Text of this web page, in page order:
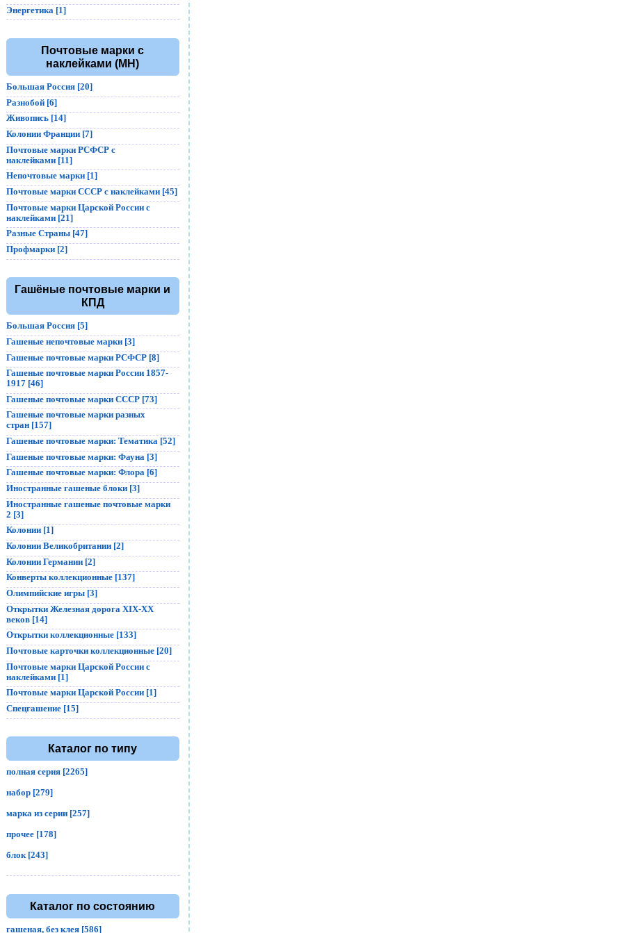
Энергетика [1]
Почтовые марки с
наклейками (MH)
Большая Россия [20]
Разнобой [6]
Живопись [14]
Колонии Франции [7]
Почтовые марки РСФСР с
наклейками [11]
Непочтовые марки [1]
Почтовые марки СССР с наклейками [45]
Почтовые марки Царской России с
наклейками [21]
Разные Страны [47]
Профмарки [2]
Гашёные почтовые марки и
КПД
Большая Россия [5]
Гашеные непочтовые марки [3]
Гашеные почтовые марки РСФСР [8]
Гашеные почтовые марки России 1857-
1917 [46]
Гашеные почтовые марки СССР [73]
Гашеные почтовые марки разных
стран [157]
Гашеные почтовые марки: Тематика [52]
Гашеные почтовые марки: Фауна [3]
Гашеные почтовые марки: Флора [6]
Иностранные гашеные блоки [3]
Иностранные гашеные почтовые марки
2 [3]
Колонии [1]
Колонии Великобритании [2]
Колонии Германии [2]
Конверты коллекционные [137]
Олимпийские игры [3]
Открытки Железная дорога XIX-XX
веков [14]
Открытки коллекционные [133]
Почтовые карточки коллекционные [20]
Почтовые марки Царской России с
наклейками [1]
Почтовые марки Царской России [1]
Спецгашение [15]
Каталог по типу
полная серия [2265]
набор [279]
марка из серии [257]
прочее [178]
блок [243]
Каталог по состоянию
гашеная, без клея [586]